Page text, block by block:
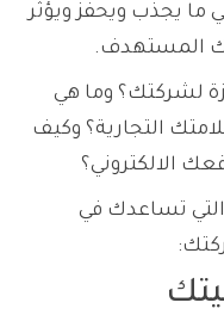
ما يجذب ويحفز ويؤثر
المستهدف.
لشركتك؟ وما هي
التجارية؟ وكيف
الالكتروني؟
تساعدك في